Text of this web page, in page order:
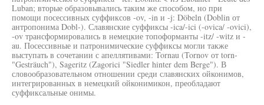
Luban; вторые образовывались таким же способом, но при
помощи посессивных суффиксов -ov, -in и -j: Döbeln (Doblin от
антропонима Dobl-). Славянские суффиксы -ica/-ici (-ovica/ -ovici),
-ov трансформировались в немецкие топоформанты -itz/ -witz и -
au. Посессивные и патронимические суффиксы могли также
выступать в сочетании с апеллятивами: Tornau (Tornov от torn-
"Gesträuch"), Sageritz (Zagorici "Siedler hinter dem Berge"). В
словообразовательном отношении среди славянских ойконимов,
интегрированных в немецкий ойконимикон, преобладают
суффиксальные онимы.